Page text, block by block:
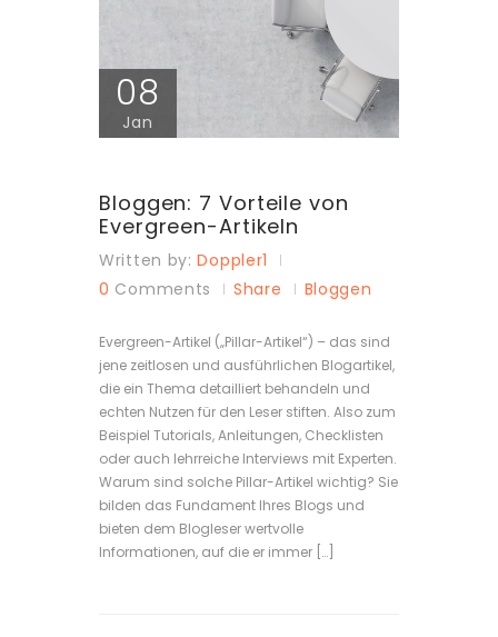
08
Jan
Bloggen: 7 Vorteile von
Evergreen-Artikeln
Written by:Doppler1
0 Comments Share Bloggen
Evergreen-Artikel („Pillar-Artikel“) – das sind
jene zeitlosen und ausführlichen Blogartikel,
die ein Thema detailliert behandeln und
echten Nutzen für den Leser stiften. Also zum
Beispiel Tutorials, Anleitungen, Checklisten
oder auch lehrreiche Interviews mit Experten.
Warum sind solche Pillar-Artikel wichtig? Sie
bilden das Fundament Ihres Blogs und
bieten dem Blogleser wertvolle
Informationen, auf die er immer […]